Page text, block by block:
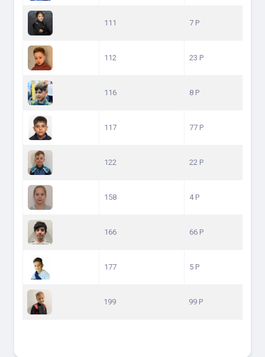
111 7 P
112 23 P
116 8 P
117 77 P
122 22 P
158 4 P
166 66 P
177 5 P
199 99 P